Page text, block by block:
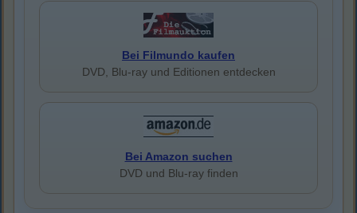
Bei Filmundo kaufen
DVD, Blu-ray und Editionen entdecken
Bei Amazon suchen
DVD und Blu-ray finden